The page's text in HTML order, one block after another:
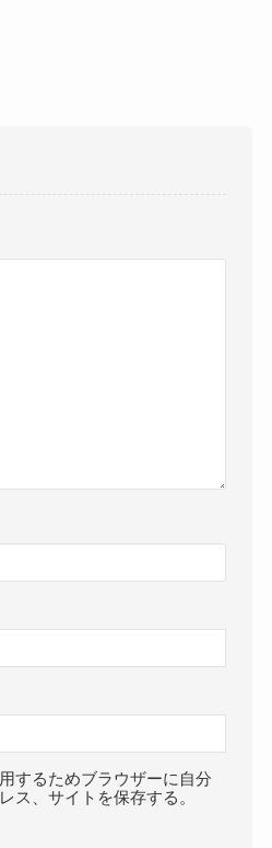
するためブラウザーに自分
ス、サイトを保存する。